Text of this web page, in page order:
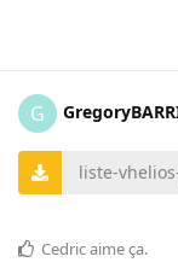
G
liste-
Cedricaime ça.